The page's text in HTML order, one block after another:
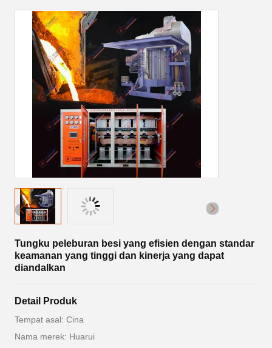
Tungku peleburan besi yang efisien dengan standar
keamanan yang tinggi dan kinerja yang dapat
diandalkan
Detail Produk
Tempat asal: Cina
Nama merek: Huarui